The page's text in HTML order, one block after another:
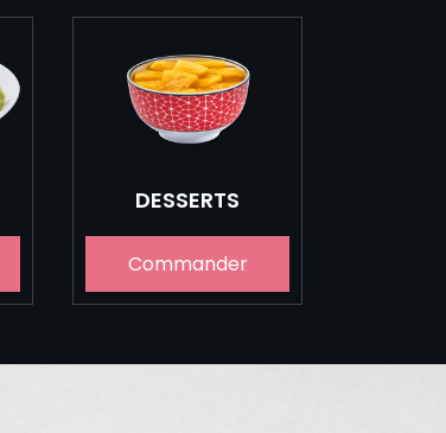
DESSERTS
Commander